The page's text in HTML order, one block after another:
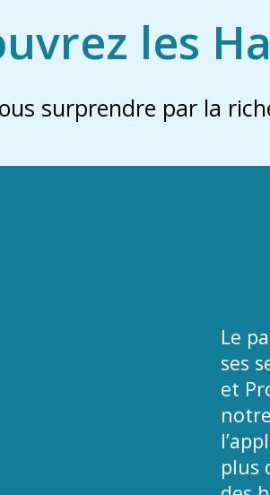
les
surprendre par la
Le
ses
et
plus